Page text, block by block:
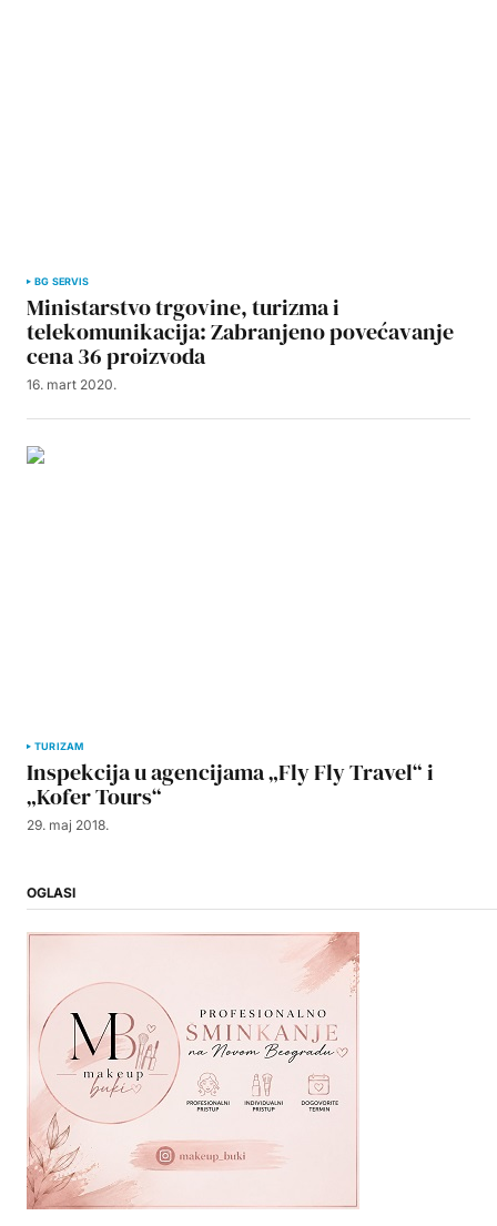
BG SERVIS
Ministarstvo trgovine, turizma i
telekomunikacija: Zabranjeno povećavanje
cena 36 proizvoda
16. mart 2020.
TURIZAM
Inspekcija u agencijama „Fly Fly Travel“ i
„Kofer Tours“
29. maj 2018.
OGLASI